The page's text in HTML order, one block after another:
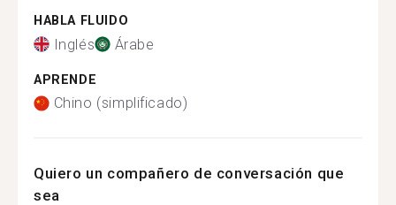
HABLA FLUIDO
Inglés Árabe
APRENDE
Chino (simplificado)
Quiero un compañero de conversación que
sea